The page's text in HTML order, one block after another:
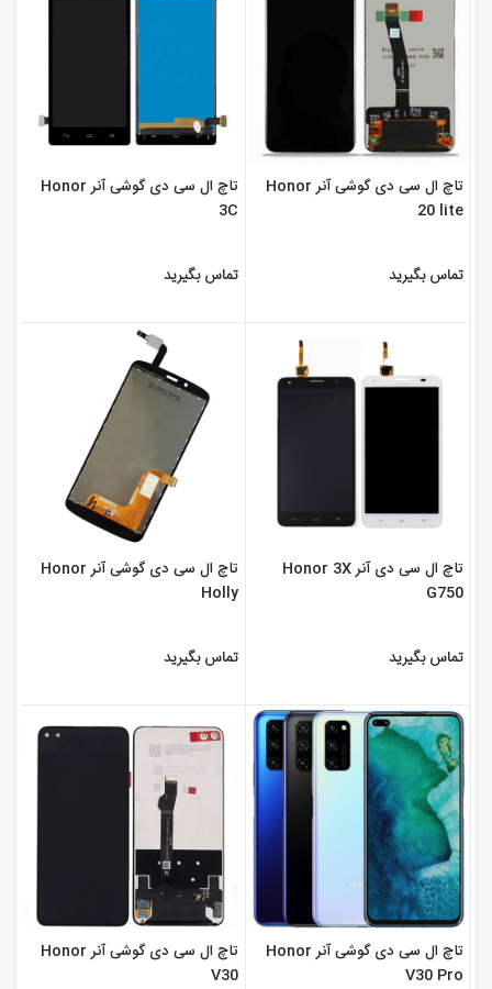
تاچ ال سی دی گوشی آنر Honor
20 lite
تماس بگیرید
تاچ ال سی دی گوشی آنر Honor
3C
تماس بگیرید
تاچ ال سی دی آنر Honor 3X
G750
تماس بگیرید
تاچ ال سی دی گوشی آنر Honor
Holly
تماس بگیرید
تاچ ال سی دی گوشی آنر Honor
V30 Pro
تاچ ال سی دی گوشی آنر Honor
V30